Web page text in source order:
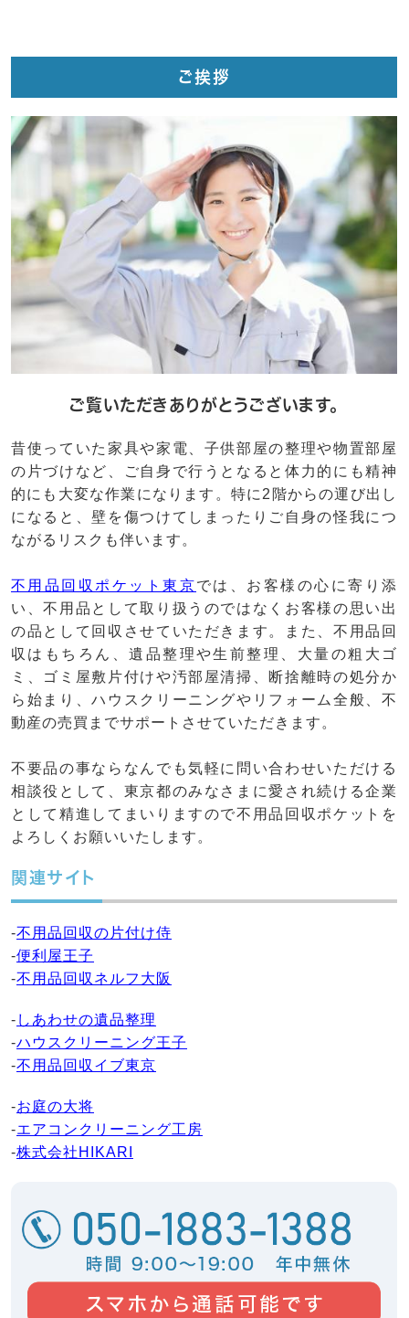
ご挨拶
ご覧いただきありがとうございます。
昔使っていた家具や家電、子供部屋の整理や物置部屋
の片づけなど、ご自身で行うとなると体力的にも精神
的にも大変な作業になります。特に2階からの運び出し
になると、壁を傷つけてしまったりご自身の怪我につ
ながるリスクも伴います。
不用品回収ポケット東京では、お客様の心に寄り添
い、不用品として取り扱うのではなくお客様の思い出
の品として回収させていただきます。また、不用品回
収はもちろん、遺品整理や生前整理、大量の粗大ゴ
ミ、ゴミ屋敷片付けや汚部屋清掃、断捨離時の処分か
ら始まり、ハウスクリーニングやリフォーム全般、不
動産の売買までサポートさせていただきます。
不要品の事ならなんでも気軽に問い合わせいただける
相談役として、東京都のみなさまに愛され続ける企業
として精進してまいりますので不用品回収ポケットを
よろしくお願いいたします。
関連サイト
-不用品回収の片付け侍
-便利屋王子
-不用品回収ネルフ大阪
- しあわせの遺品整理
-ハウスクリーニング王子
-不用品回収イブ東京
-お庭の大将
-エアコンクリーニング工房
-株式会社HIKARI